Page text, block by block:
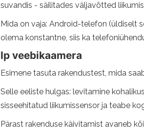
suvandis - säilitades väljavõtted
Mida on vaja: Android-telefon (üldiselt
olema konstantne, siis ka
Ip veebikaamera
Esimene tasuta rakendustest, mida
Selle eeliste hulgas: levitamine
sisseehitatud liikumissensor ja teabe
Pärast rakenduse käivitamist avaneb